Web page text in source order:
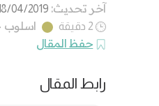
آخر تحديث: 04/2019
2 دقيقة
اسلوب
حفظ المقال
رابط المقال